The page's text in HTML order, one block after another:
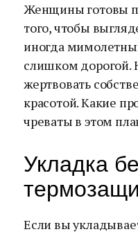
Женщины готовы
того, чтобы
иногда
слишком дорогой.
жертвовать
красотой. Какие
чреваты в этом
Укладка
Если вы